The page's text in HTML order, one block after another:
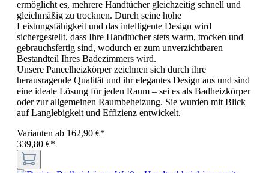
ermöglicht es, mehrere Handtücher gleichzeitig schnell und
gleichmäßig zu trocknen. Durch seine hohe
Leistungsfähigkeit und das intelligente Design wird
sichergestellt, dass Ihre Handtücher stets warm, trocken und
gebrauchsfertig sind, wodurch er zum unverzichtbaren
Bestandteil Ihres Badezimmers wird.
Unsere Paneelheizkörper zeichnen sich durch ihre
herausragende Qualität und ihr elegantes Design aus und sind
eine ideale Lösung für jeden Raum – sei es als Badheizkörper
oder zur allgemeinen Raumbeheizung. Sie wurden mit Blick
auf Langlebigkeit und Effizienz entwickelt.
Varianten ab 162,90 €*
339,80 €*